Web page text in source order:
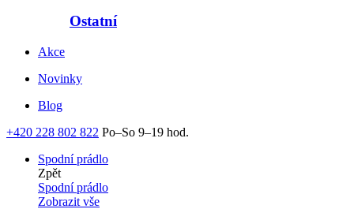
Ostatní
Akce
Novinky
Blog
+420 228 802 822 Po–So 9–19 hod.
Spodní prádlo
Zpět
Spodní prádlo
Zobrazit vše